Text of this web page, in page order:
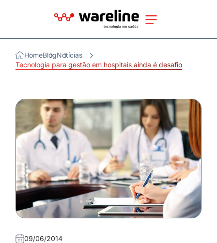
HomeBlogNotícias
Tecnologia para gestão em hospitais ainda é desafio
09/06/2014